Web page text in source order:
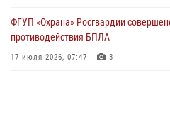
ФГУП «Охрана» Росгвардии
противодействия БПЛА
17 июля 2026, 07:47 3